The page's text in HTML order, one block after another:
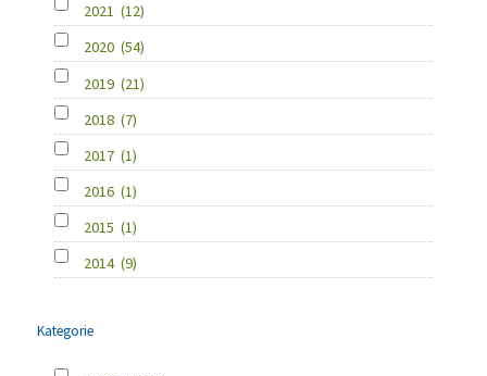
2021 (12)
2020 (54)
2019 (21)
2018 (7)
2017 (1)
2016 (1)
2015 (1)
2014 (9)
Kategorie